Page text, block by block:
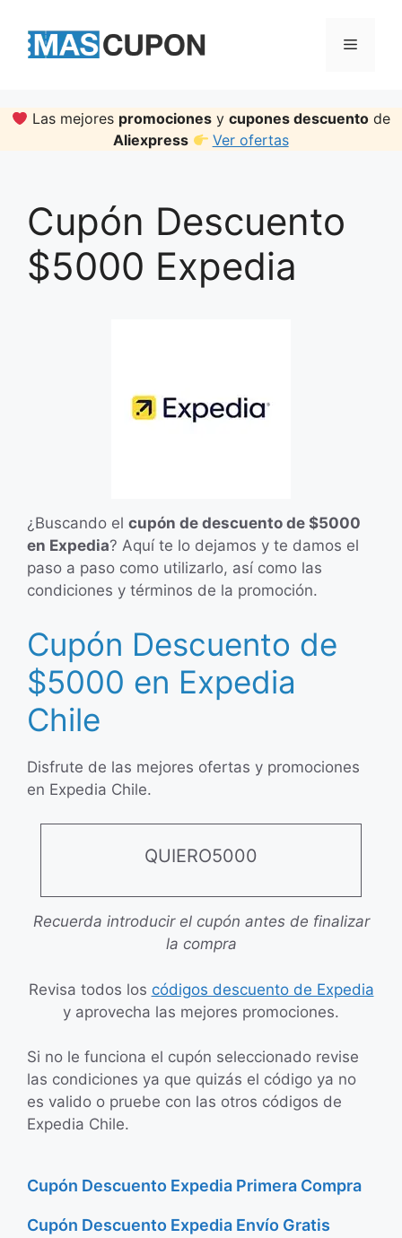
content
Menu
Las mejores promociones ycupones descuento de
Aliexpress
Ver ofertas
Cupón Descuento
$5000 Expedia
¿Buscando el cupón de descuento de $5000
en Expedia? Aquí te lo dejamos y te damos el
paso a paso como utilizarlo, así como las
condiciones y términos de la promoción.
Cupón Descuento de
$5000 en Expedia
Chile
Disfrute de las mejores ofertas y promociones
en Expedia Chile.
QUIERO5000
Recuerda introducir el cupón antes de finalizar
la compra
Revisa todos los códigos descuento de Expedia
y aprovecha las mejores promociones.
Si no le funciona el cupón seleccionado revise
las condiciones ya que quizás el código ya no
es valido o pruebe con las otros códigos de
Expedia Chile.
Cupón Descuento Expedia Primera Compra
Cupón Descuento Expedia Envío Gratis